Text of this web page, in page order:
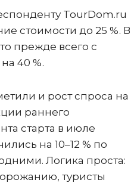
TourDom.ru
стоимости до 25 %. В
прежде всего с
40 %.
и рост спроса на
раннего
старта в июле
на 10–12 % по
Логика проста:
туристы